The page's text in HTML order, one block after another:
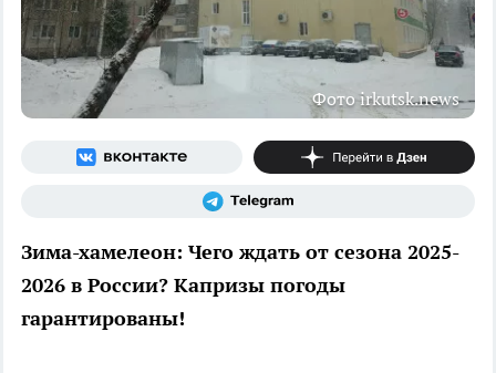
Фото irkutsk.news
Зима-хамелеон: Чего ждать от сезона 2025-
2026 в России? Капризы погоды
гарантированы!